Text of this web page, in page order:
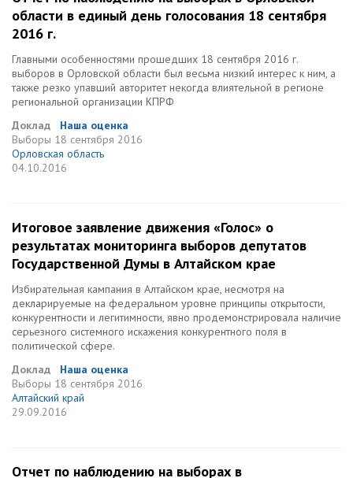
области в единый день голосования 18 сентября
2016 г.
Главными особенностями прошедших 18 сентября 2016 г.
выборов в Орловской области был весьма низкий интерес к ним, а
также резко упавший авторитет некогда влиятельной в регионе
региональной организации КПРФ
Доклад
Наша оценка
Выборы 18 сентября 2016
Орловская область
04.10.2016
Итоговое заявление движения «Голос» о
результатах мониторинга выборов депутатов
Государственной Думы в Алтайском крае
Избирательная кампания в Алтайском крае, несмотря на
декларируемые на федеральном уровне принципы открытости,
конкурентности и легитимности, явно продемонстрировала наличие
серьезного системного искажения конкурентного поля в
политической сфере.
Доклад
Наша оценка
Выборы 18 сентября 2016
Алтайский край
29.09.2016
Отчет по наблюдению на выборах в